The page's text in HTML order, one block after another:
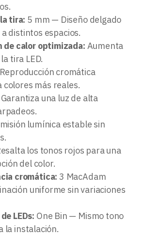
tira: 5 mm — Diseño delgado
distintos espacios.
de calor optimizada: Aumenta
tira LED.
Reproducción cromática
más reales.
Garantiza una luz de alta
lumínica estable sin
los tonos rojos para una
del color.
cromática: 3 MacAdam
uniforme sin variaciones
LEDs: One Bin — Mismo tono
la instalación.